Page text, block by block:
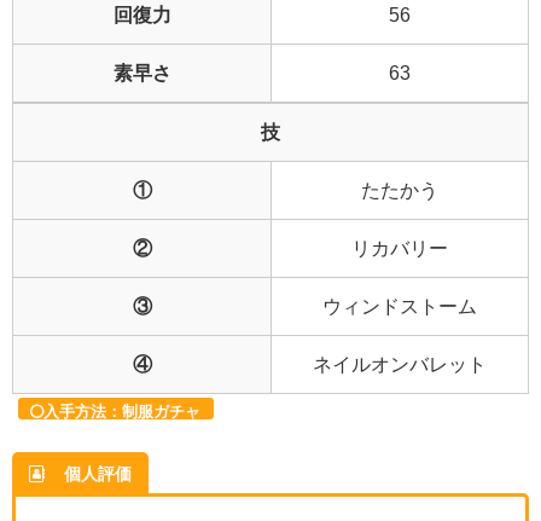
回復力 56
素早さ 63
技
① たたかう
② リカバリー
③ ウィンドストーム
④ ネイルオンバレット
入手方法：制服ガチャ
個人評価